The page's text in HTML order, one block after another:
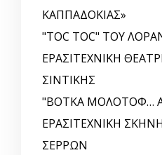
ΚΑΠΠΑΔΟΚΙΑΣ»
"TOC TOC" ΤΟΥ
ΕΡΑΣΙΤΕΧΝΙΚΗ
ΣΙΝΤΙΚΗΣ
"ΒΟΤΚΑ ΜΟΛΟΤΟΦ…
ΕΡΑΣΙΤΕΧΝΙΚΗ
ΣΕΡΡΩΝ